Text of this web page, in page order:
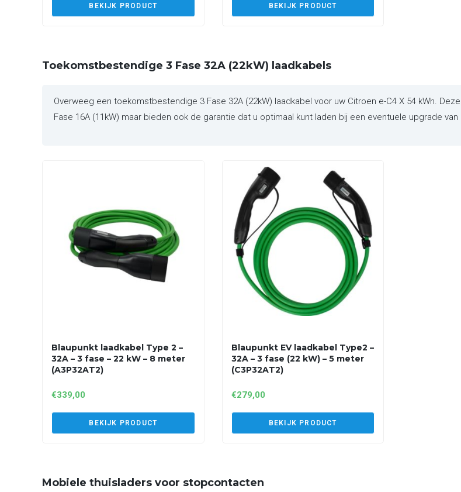
BEKIJK PRODUCT BEKIJK PRODUCT
Toekomstbestendige 3 Fase 32A (22kW) laadkabels
Overweeg een toekomstbestendige 3 Fase 32A (22kW) laadkabel voor uw Citroen e-C4 X 54 kWh.
Fase 16A (11kW) maar bieden ook de garantie dat u optimaal kunt laden bij een eventuele upgrade
Blaupunkt laadkabel Type 2 –
32A – 3 fase – 22 kW – 8 meter
(A3P32AT2)
€339,00
BEKIJK PRODUCT
Blaupunkt EV laadkabel Type2 –
32A – 3 fase (22 kW) – 5 meter
(C3P32AT2)
€279,00
BEKIJK PRODUCT
Mobiele thuisladers voor stopcontacten